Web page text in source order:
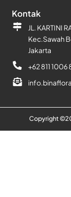
Kontak
JL. KARTINI
Kec.Sawah
Jakarta
+62 811 1006
Copyright ©